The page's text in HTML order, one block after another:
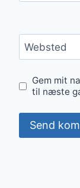
Websted
Gem mit
til næste